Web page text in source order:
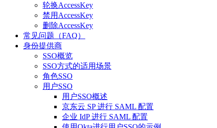
轮换AccessKey
禁用AccessKey
删除AccessKey
常见问题（FAQ）
身份提供商
SSO概览
SSO方式的适用场景
角色SSO
用户SSO
用户SSO概述
京东云 SP 进行 SAML 配置
企业 IdP 进行 SAML 配置